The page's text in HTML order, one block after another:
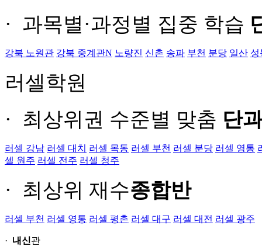
· 과목별·과정별 집중 학습
강북 노원관 강북 중계관N 노량진 신촌 송파 부천 분당 일산 성
러셀학원
· 최상위권 수준별 맞춤 단
러셀 강남 러셀 대치 러셀 목동 러셀 부천 러셀 분당 러셀 영통
셀 원주 러셀 전주 러셀 청주
· 최상위 재수종합반
러셀 부천 러셀 영통 러셀 평촌 러셀 대구 러셀 대전 러셀 광주
· 내신관